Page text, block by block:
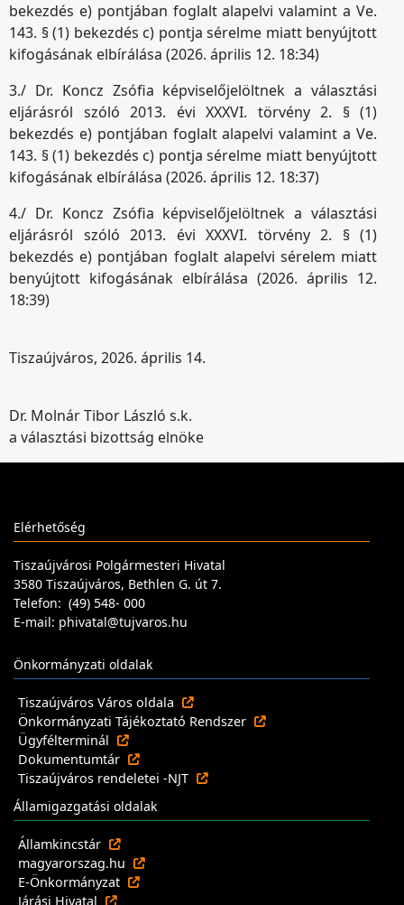
bekezdés e) pontjában foglalt alapelvi valamint a Ve.
143. § (1) bekezdés c) pontja sérelme miatt benyújtott
kifogásának elbírálása (2026. április 12. 18:34)
3./ Dr. Koncz Zsófia képviselőjelöltnek a választási
eljárásról szóló 2013. évi XXXVI. törvény 2. § (1)
bekezdés e) pontjában foglalt alapelvi valamint a Ve.
143. § (1) bekezdés c) pontja sérelme miatt benyújtott
kifogásának elbírálása (2026. április 12. 18:37)
4./ Dr. Koncz Zsófia képviselőjelöltnek a választási
eljárásról szóló 2013. évi XXXVI. törvény 2. § (1)
bekezdés e) pontjában foglalt alapelvi sérelem miatt
benyújtott kifogásának elbírálása (2026. április 12.
18:39)
Tiszaújváros, 2026. április 14.
Dr. Molnár Tibor László s.k.
a választási bizottság elnöke
Elérhetőség
Tiszaújvárosi Polgármesteri Hivatal
3580 Tiszaújváros, Bethlen G. út 7.
Telefon: (49) 548- 000
E-mail: phivatal@tujvaros.hu
Önkormányzati oldalak
Tiszaújváros Város oldala
Önkormányzati Tájékoztató Rendszer
Ügyfélterminál
Dokumentumtár
Tiszaújváros rendeletei -NJT
Államigazgatási oldalak
Államkincstár
magyarorszag.hu
E-Önkormányzat
Járási Hivatal